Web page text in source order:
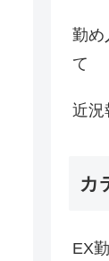
勤め
て
近況
カ
EX